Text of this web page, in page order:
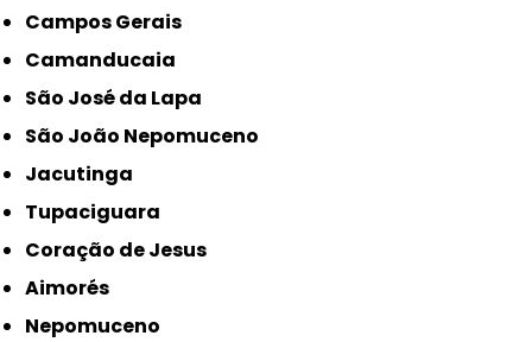
Campos Gerais
Camanducaia
São José da Lapa
São João Nepomuceno
Jacutinga
Tupaciguara
Coração de Jesus
Aimorés
Nepomuceno